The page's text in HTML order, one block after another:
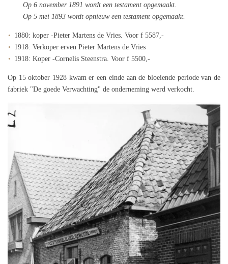
Op 6 november 1891 wordt een testament opgemaakt.
Op 5 mei 1893 wordt opnieuw een testament opgemaakt.
1880: koper -Pieter Martens de Vries. Voor f 5587,-
1918: Verkoper erven Pieter Martens de Vries
1918: Koper -Cornelis Steenstra. Voor f 5500,-
Op 15 oktober 1928 kwam er een einde aan de bloeiende periode van de
fabriek "De goede Verwachting" de onderneming werd verkocht.